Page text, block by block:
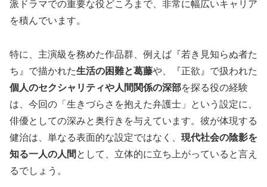
派ドラマでの重要な役どころまで、非常に幅広いキャリア
を積んでいます。
特に、主演級を務めた作品群、例えば『若き見知らぬ者た
ち』で描かれた生活の困難と葛藤や、『正欲』で扱われた
個人のセクシャリティや人間関係の深部を探る役の経験
は、今回の「生きづらさを抱えた弁護士」という設定に、
俳優としての深みと奥行きを与えています。彼が体現する
健治は、単なる表面的な設定ではなく、 現代社会の陰影を
知る一人の人間 として、立体的に立ち上がっていると言え
るでしょう。